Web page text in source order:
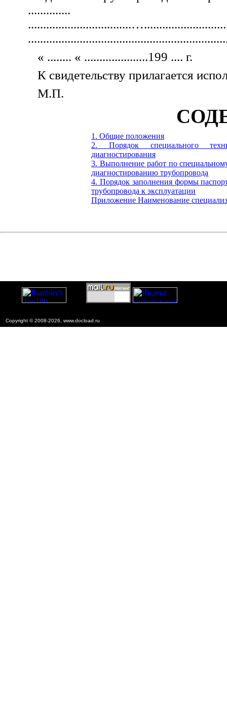
..............
« ........ « .....................199 .... г.
К свидетельству прилагается
М.П.
1. Общие положения
2. Порядок специального
диагностирования
3. Выполнение работ по
диагностированию трубопровода
4. Порядок заполнения формы
трубопровода к эксплуатации
Приложение Наименование
Copyright © 2008-2026, www.docload.ru